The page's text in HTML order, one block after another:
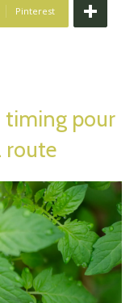
Pinterest
timing pour
route